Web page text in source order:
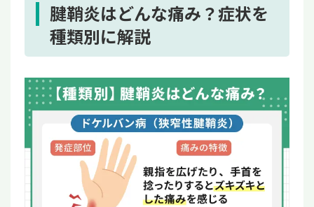
4.1保存療法
4.2手術療法
5.1腱鞘炎で手首に痛みは出る？
5.2腱鞘炎の痛みを和らげる方法は？
5.3腱鞘炎になったらやってはいけないこ
とは？
腱鞘炎の痛みは放置せずに早めの治療が大切
腱鞘炎はどんな痛み？症状を
種類別に解説